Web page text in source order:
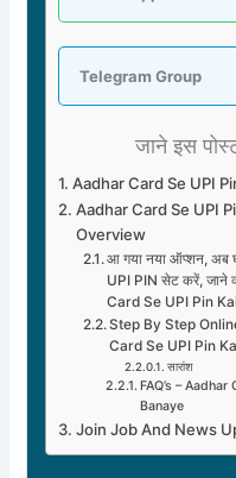
Telegram Group
जाने इस
Aadhar Card Se UPI
Aadhar Card Se UPI
Overview
आ गया नया ऑप्शन, अब
UPI PIN सेट करें, जाने
Card Se UPI Pin
Step By Step
Card Se UPI Pin
सारांश
FAQ’s –
Banaye
Join Job And News